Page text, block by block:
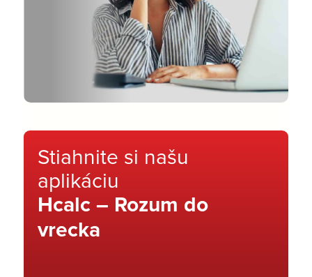
Stiahnite si našu
aplikáciu
Hcalc – Rozum do
vrecka